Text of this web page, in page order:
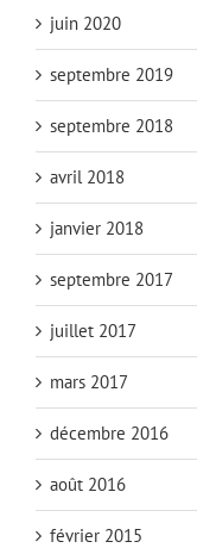
juin 2020
septembre 2019
septembre 2018
avril 2018
janvier 2018
septembre 2017
juillet 2017
mars 2017
décembre 2016
août 2016
février 2015